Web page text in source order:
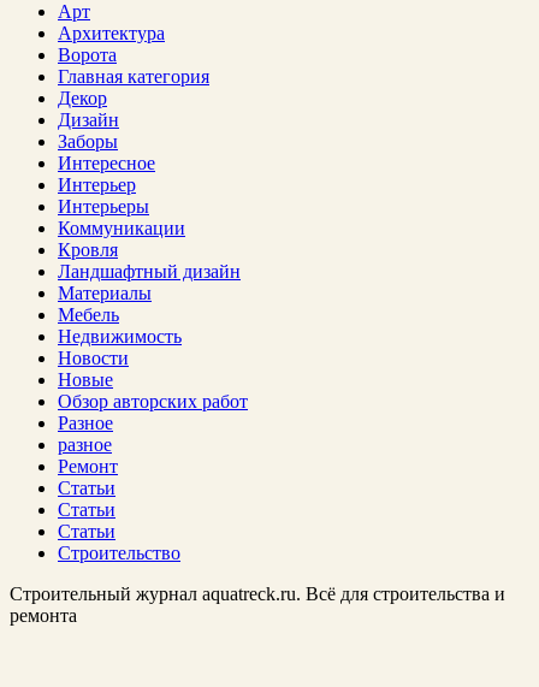
Арт
Архитектура
Ворота
Главная категория
Декор
Дизайн
Заборы
Интересное
Интерьер
Интерьеры
Коммуникации
Кровля
Ландшафтный дизайн
Материалы
Мебель
Недвижимость
Новости
Новые
Обзор авторских работ
Разное
разное
Ремонт
Статьи
Статьи
Статьи
Строительство
Строительный журнал aquatreck.ru. Всё для строительства и
ремонта